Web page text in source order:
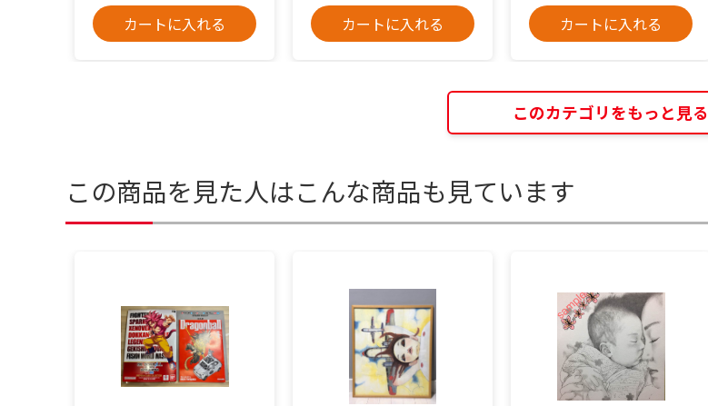
カートに入れる
カートに入れる
カートに入れる
このカテゴリをもっと見る
この商品を見た人はこんな商品も見ています